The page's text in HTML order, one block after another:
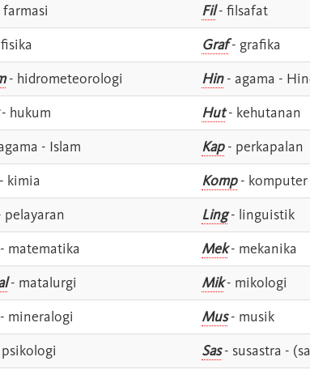
Fil- filsafat
Graf- grafika
- hidrometeorologi Hin- agama -
hukum Hut- kehutanan
- Islam Kap- perkapalan
kimia Komp- komputer
Ling- linguistik
matematika Mek- mekanika
- matalurgi Mik- mikologi
mineralogi Mus- musik
Sas- susastra -